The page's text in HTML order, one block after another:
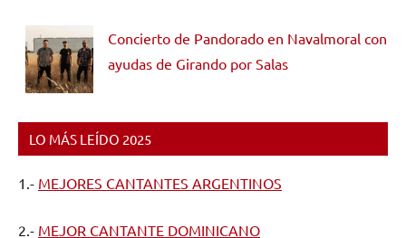
Concierto de Pandorado en Navalmoral con
ayudas de Girando por Salas
LO MÁS LEÍDO 2025
1.- MEJORES CANTANTES ARGENTINOS
2.- MEJOR CANTANTE DOMINICANO